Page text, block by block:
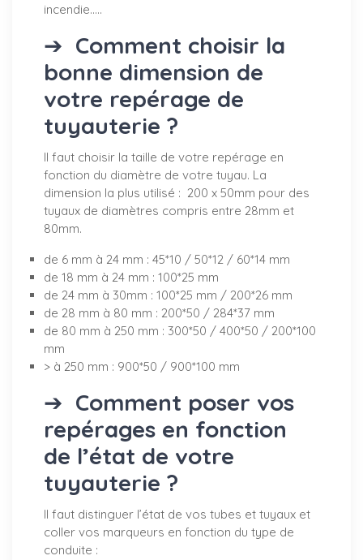
incendie.....
➔ Comment choisir la
bonne dimension de
votre repérage de
tuyauterie ?
Il faut choisir la taille de votre repérage en
fonction du diamètre de votre tuyau. La
dimension la plus utilisé : 200 x 50mm pour des
tuyaux de diamètres compris entre 28mm et
80mm.
de 6 mm à 24 mm : 45*10 / 50*12 / 60*14 mm
de 18 mm à 24 mm : 100*25 mm
de 24 mm à 30mm : 100*25 mm / 200*26 mm
de 28 mm à 80 mm : 200*50 / 284*37 mm
de 80 mm à 250 mm : 300*50 / 400*50 / 200*100
mm
> à 250 mm : 900*50 / 900*100 mm
➔ Comment poser vos
repérages en fonction
de l’état de votre
tuyauterie ?
Il faut distinguer l’état de vos tubes et tuyaux et
coller vos marqueurs en fonction du type de
conduite :